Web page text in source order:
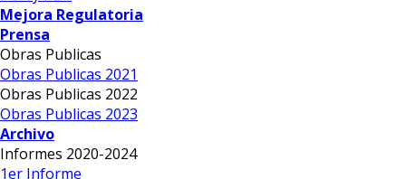
Mejora Regulatoria
Prensa
Obras Publicas
Obras Publicas 2021
Obras Publicas 2022
Obras Publicas 2023
Archivo
Informes 2020-2024
1er Informe